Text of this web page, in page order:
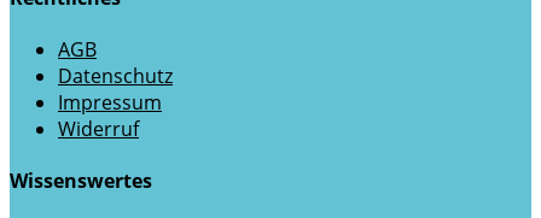
AGB
Datenschutz
Impressum
Widerruf
Wissenswertes